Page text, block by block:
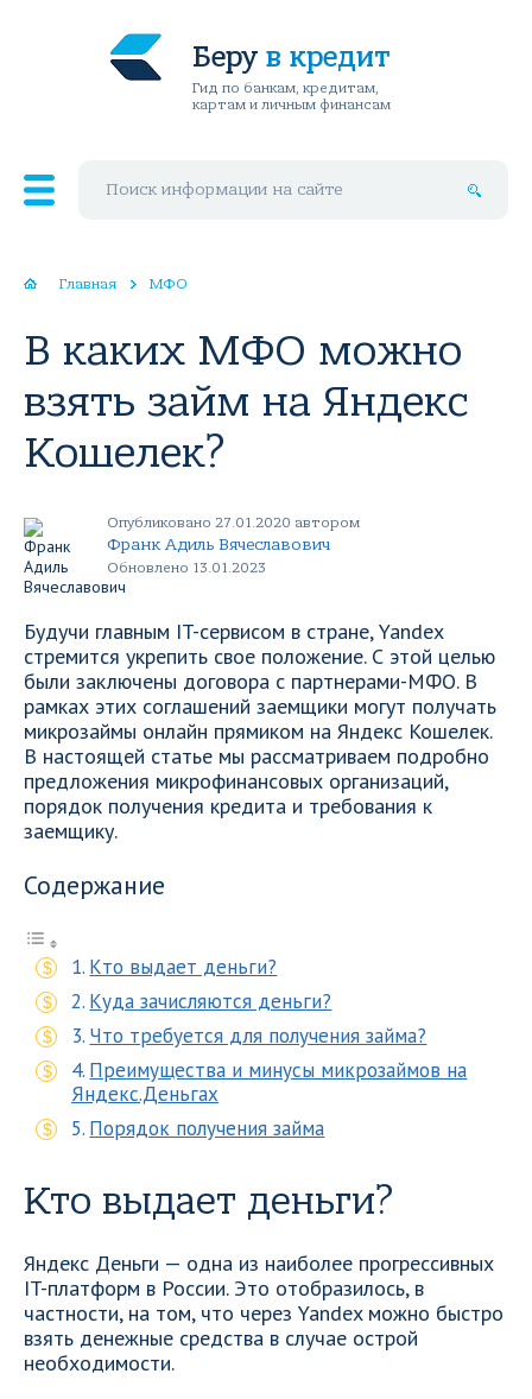
Беру в кредит
Гид по банкам, кредитам,
картам и личным финансам
Главная МФО
В каких МФО можно
взять займ на Яндекс
Кошелек?
Опубликовано 27.01.2020 автором
Франк Адиль Вячеславович
Обновлено 13.01.2023
Будучи главным IT-сервисом в стране, Yandex
стремится укрепить свое положение. С этой целью
были заключены договора с партнерами-МФО. В
рамках этих соглашений заемщики могут получать
микрозаймы онлайн прямиком на Яндекс Кошелек.
В настоящей статье мы рассматриваем подробно
предложения микрофинансовых организаций,
порядок получения кредита и требования к
заемщику.
Содержание
Кто выдает деньги?
Куда зачисляются деньги?
Что требуется для получения займа?
Преимущества и минусы микрозаймов на
Яндекс.Деньгах
Порядок получения займа
Кто выдает деньги?
Яндекс Деньги — одна из наиболее прогрессивных
IT-платформ в России. Это отобразилось, в
частности, на том, что через Yandex можно быстро
взять денежные средства в случае острой
необходимости.